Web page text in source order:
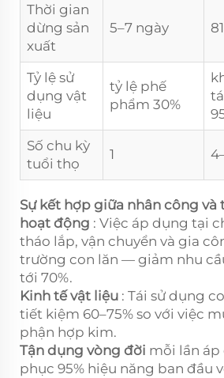
Thời gian
dừng sản
xuất
5–7 ngày
Tỷ lệ sử
dụng vật
liệu
tỷ lệ phế
phẩm 30%
Số chu kỳ
tuổi thọ
1
Sự kết hợp giữa nhân công
hoạt động : Việc áp dụng tại
tháo lắp, vận chuyển và gia
trường con lăn — giảm nhu
tới 70%.
Kinh tế vật liệu : Tái sử dụng
tiết kiệm 60–75% so với việc
phận hợp kim.
Tận dụng vòng đời mỗi lần áp
phục 95% hiệu năng ban đầu